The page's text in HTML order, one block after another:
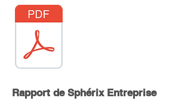
Rapport de Sphérix Entreprise